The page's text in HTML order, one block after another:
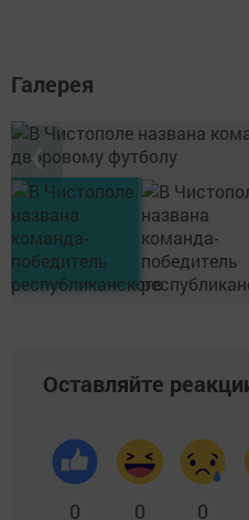
Галерея
❮
Оставляйте
0 0 0